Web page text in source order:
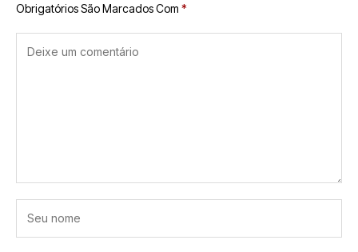
Obrigatórios São Marcados Com *